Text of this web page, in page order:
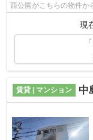
西公園がこちらの物件か
あり、行き先に合わせて
現
賃貸 | マンション 中